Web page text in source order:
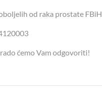
od raka prostate FBiH
ćemo Vam odgovoriti!